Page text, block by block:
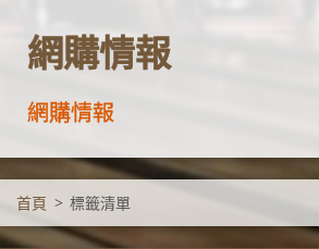
網購情報
網購情報
首頁 > 標籤清單